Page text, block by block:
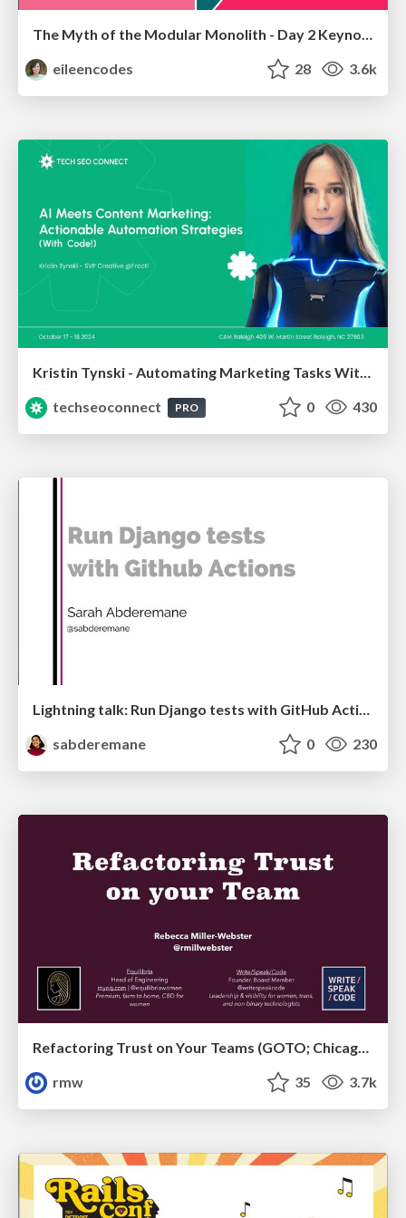
The Myth of the Modular Monolith - Day 2 Keynote - Rails World 2024
eileencodes
28 3.6k
Kristin Tynski - Automating Marketing Tasks With AI
techseoconnect
PRO 0 430
Lightning talk: Run Django tests with GitHub Actions
sabderemane
0 230
rmw
35 3.7k